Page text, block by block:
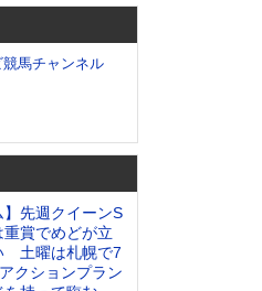
競馬チャンネル
】先週クイーンS
賞でめどが立
土曜は札幌で7
クションプラン